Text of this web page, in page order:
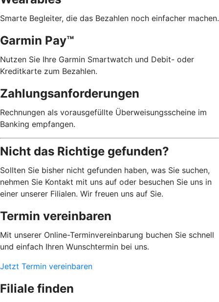
Smarte Begleiter, die das Bezahlen noch einfacher machen.
Garmin Pay™
Nutzen Sie Ihre Garmin Smartwatch und Debit- oder
Kreditkarte zum Bezahlen.
Zahlungsanforderungen
Rechnungen als vorausgefüllte Überweisungsscheine im
Banking empfangen.
Nicht das Richtige gefunden?
Sollten Sie bisher nicht gefunden haben, was Sie suchen,
nehmen Sie Kontakt mit uns auf oder besuchen Sie uns in
einer unserer Filialen. Wir freuen uns auf Sie.
Termin vereinbaren
Mit unserer Online-Terminvereinbarung buchen Sie schnell
und einfach Ihren Wunschtermin bei uns.
Jetzt Termin vereinbaren
Filiale finden